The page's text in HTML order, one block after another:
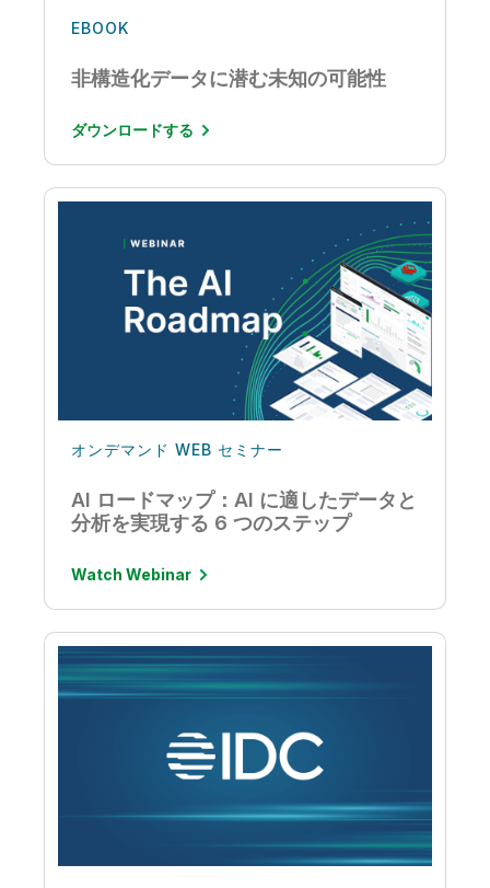
EBOOK
非構造化データに潜む未知の可能性
ダウンロードする
オンデマンド WEB セミナー
AI ロードマップ：AI に適したデータと
分析を実現する 6 つのステップ
Watch Webinar